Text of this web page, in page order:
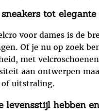
tot
voor dames is de
Of je nu op zoek
met
aan ontwerpen
of uitstraling.
levensstijl hebben